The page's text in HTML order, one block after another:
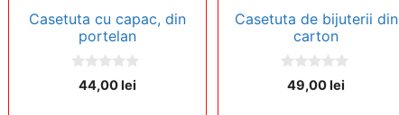
Casetuta cu capac, din
portelan
o44,00lei
Casetuta de bijuterii din
carton
o49,00lei